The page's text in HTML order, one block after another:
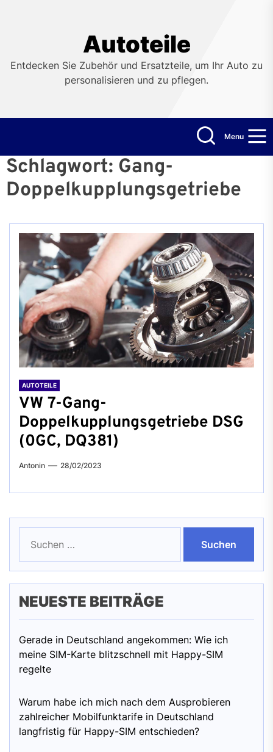
Autoteile
Entdecken Sie Zubehör und Ersatzteile, um Ihr Auto zu
personalisieren und zu pflegen.
Menu
Schlagwort: Gang-
Doppelkupplungsgetriebe
AUTOTEILE
VW 7-Gang-
Doppelkupplungsgetriebe DSG
(0GC, DQ381)
Antonin 28/02/2023
nach:
NEUESTE BEITRÄGE
Gerade in Deutschland angekommen: Wie ich
meine SIM-Karte blitzschnell mit Happy-SIM
regelte
Warum habe ich mich nach dem Ausprobieren
zahlreicher Mobilfunktarife in Deutschland
langfristig für Happy-SIM entschieden?